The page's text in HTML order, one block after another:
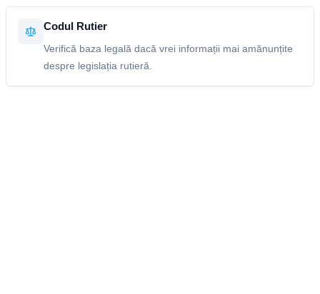
Codul Rutier
Verifică baza legală dacă vrei informații mai amănunțite
despre legislația rutieră.